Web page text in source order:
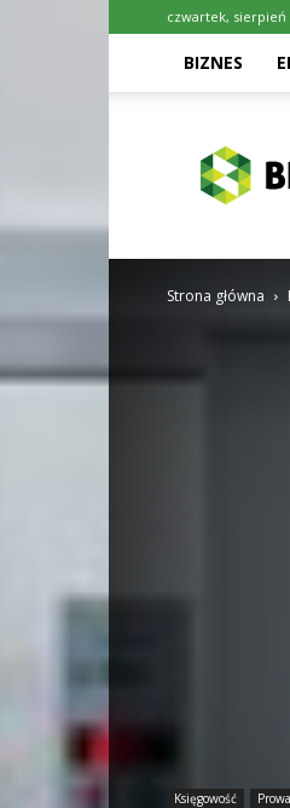
czwartek, sierpień
BIZNES
Strona główna
Księgowość